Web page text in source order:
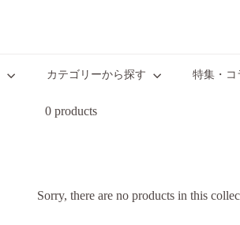
カテゴリーから探す 特集・コ
0 products
Sorry, there are no products in this